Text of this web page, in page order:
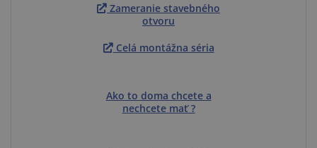
Zameranie stavebného
otvoru
Celá montážna séria
Ako to doma chcete a
nechcete mať ?